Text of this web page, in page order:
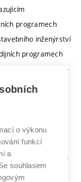
programech
inženýrství
programech
inženýrství –
–
inženýrství –
inženýrství –
– realizace
Městské
akreditaci s délkou
o výkonu
funkcí
a
souhlasem